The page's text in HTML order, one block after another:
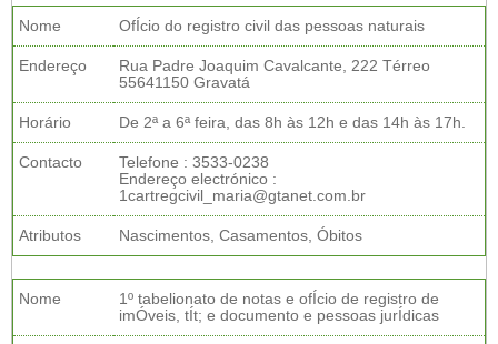
Nome OfÍcio do registro civil das pessoas naturais
Endereço
Rua Padre Joaquim Cavalcante, 222 Térreo
55641150 Gravatá
Horário De 2ª a 6ª feira, das 8h às 12h e das 14h às 17h.
Contacto
Telefone : 3533-0238
Endereço electrónico :
1cartregcivil_maria@gtanet.com.br
Atributos Nascimentos, Casamentos, Óbitos
Nome
1º tabelionato de notas e ofÍcio de registro de
imÓveis, tÍt; e documento e pessoas jurÍdicas